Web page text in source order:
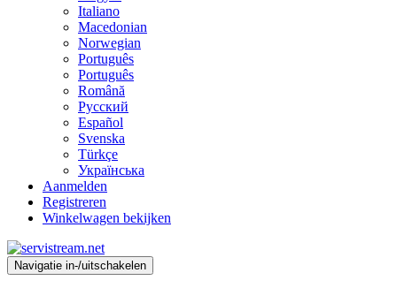
Italiano
Macedonian
Norwegian
Português
Português
Română
Русский
Español
Svenska
Türkçe
Українська
Aanmelden
Registreren
Winkelwagen bekijken
Navigatie in-/uitschakelen